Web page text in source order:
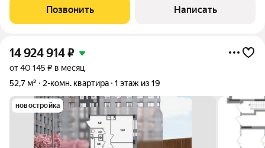
ПОД КЛЮЧ! ЗАЕЗЖАЙ И ЖИВИ! ИНТЕРЕСНО! ЗВОНИТЕ! О
КВАРТИРЕ: Преимущество квартиpы - Отдельно стоящая
Позвонить Написать
14 924 914₽
от 40 145 ₽ в месяц
52,7 м²
2-комн. квартира 1 этаж из 19
новостройка